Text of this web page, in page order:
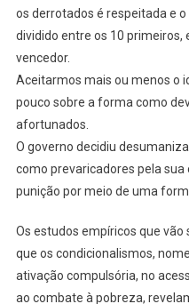
os derrotados é respeitada e
dividido entre os 10 primeiros,
vencedor.
Aceitarmos mais ou menos o
pouco sobre a forma como
afortunados.
O governo decidiu
como prevaricadores pela
punição por meio de uma
Os estudos empíricos que
que os condicionalismos,
ativação compulsória, no
ao combate à pobreza,